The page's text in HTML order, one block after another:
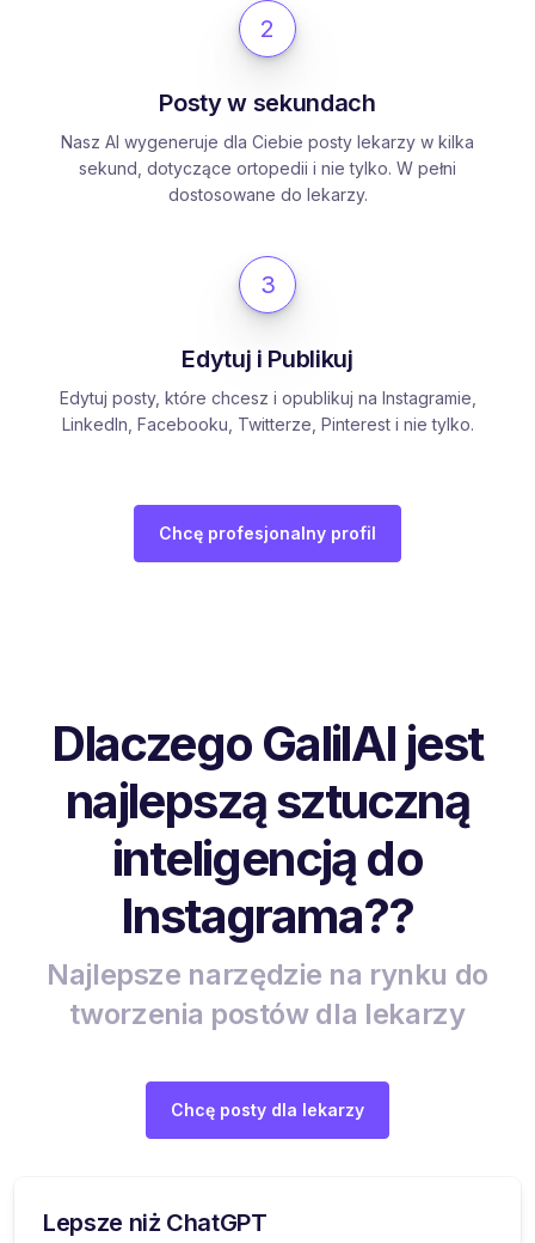
2
Posty w sekundach
Nasz AI wygeneruje dla Ciebie posty lekarzy w kilka
sekund, dotyczące ortopedii i nie tylko. W pełni
dostosowane do lekarzy.
3
Edytuj i Publikuj
Edytuj posty, które chcesz i opublikuj na Instagramie,
LinkedIn, Facebooku, Twitterze, Pinterest i nie tylko.
Chcę profesjonalny profil
Dlaczego GalilAI jest
najlepszą sztuczną
inteligencją do
Instagrama??
Najlepsze narzędzie na rynku do
tworzenia postów dla lekarzy
Chcę posty dla lekarzy
Lepsze niż ChatGPT